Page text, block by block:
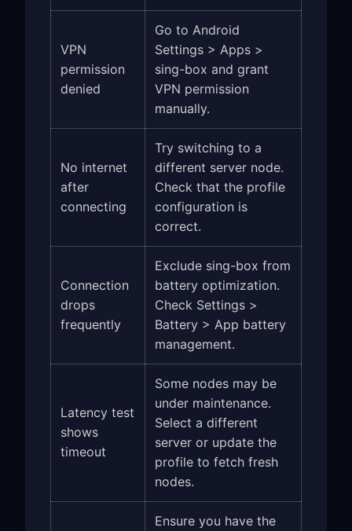
VPN
permission
denied
Go to Android
Settings > Apps >
sing-box and grant
VPN permission
manually.
No internet
after
connecting
Try switching to a
different server node.
Check that the profile
configuration is
correct.
Connection
drops
frequently
Exclude sing-box from
battery optimization.
Check Settings >
Battery > App battery
management.
Latency test
shows
timeout
Some nodes may be
under maintenance.
Select a different
server or update the
profile to fetch fresh
nodes.
Ensure you have the